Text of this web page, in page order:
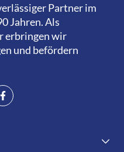
Partner im
Jahren. Als
erbringen wir
und befördern